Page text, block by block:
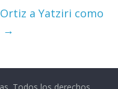
a Yatziri como
→